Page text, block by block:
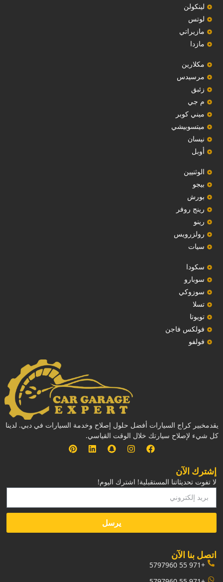
لينكولن
‏لوتس‏
مازيراتي
مازدا
مكلارين
مرسيدس
‏زئبق‏
م جي
ميني كوبر
ميتسوبيشي
نيسان
أوبل
‏الوثنيين‏
بيجو
بورش
رينج روفر
رينو
رولزرويس
سيات
سكودا
‏سوبارو‏
سوزوكي
تسلا
تويوتا
فولكس فاجن
فولفو
يقدمخبير كراج السيارات أفضل حلول إصلاح وخدمة السيارات في دبي. لدينا
كل شيء لإصلاح سيارتك خلال الوقت القياسي.
إشترك الآن
لا تفوت تحديثاتنا المستقبلية! اشترك اليوم!
يرسل
‏اتصل بنا الآن‏
+971 55 5797960